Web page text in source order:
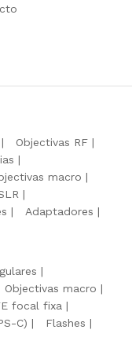
Objectivas RF
macro
Adaptadores
Objectivas macro
focal fixa
C)
Flashes